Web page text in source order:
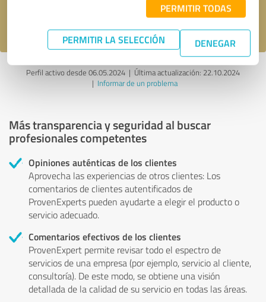
PERMITIR TODAS
PERMITIR LA SELECCIÓN DENEGAR
Perfil activo desde 06.05.2024 | Última actualización: 22.10.2024
| Informar de un problema
Más transparencia y seguridad al buscar
profesionales competentes
Opiniones auténticas de los clientes
Aprovecha las experiencias de otros clientes: Los
comentarios de clientes autentificados de
ProvenExperts pueden ayudarte a elegir el producto o
servicio adecuado.
Comentarios efectivos de los clientes
ProvenExpert permite revisar todo el espectro de
servicios de una empresa (por ejemplo, servicio al cliente,
consultoría). De este modo, se obtiene una visión
detallada de la calidad de su servicio en todas las áreas.